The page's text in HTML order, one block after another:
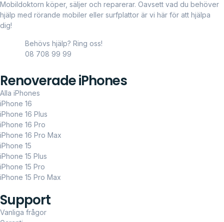
Mobildoktorn köper, säljer och reparerar. Oavsett vad du behöver
hjälp med rörande mobiler eller surfplattor är vi här för att hjälpa
dig!
Behövs hjälp? Ring oss!
08 708 99 99
Renoverade iPhones
Alla iPhones
iPhone 16
iPhone 16 Plus
iPhone 16 Pro
iPhone 16 Pro Max
iPhone 15
iPhone 15 Plus
iPhone 15 Pro
iPhone 15 Pro Max
Support
Vanliga frågor